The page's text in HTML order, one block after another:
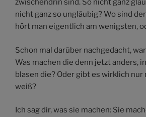
zwischendrin sind. So nicht ganz
nicht ganz so ungläubig? Wo sind
hört man eigentlich am wenigsten,
Schon mal darüber nachgedacht,
Was machen die denn jetzt anders,
blasen die? Oder gibt es wirklich nur
weiß?
Ich sag dir, was sie machen: Sie